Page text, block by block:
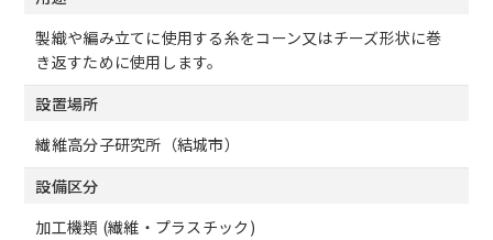
製織や編み立てに使用する糸をコーン又はチーズ形状に巻
き返すために使用します。
設置場所
繊維高分子研究所（結城市）
設備区分
加工機類 (繊維・プラスチック)